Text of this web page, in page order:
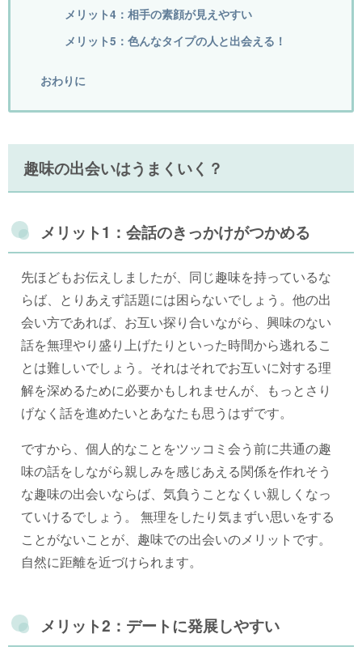
メリット4：相手の素顔が見えやすい
メリット5：色んなタイプの人と出会える！
おわりに
趣味の出会いはうまくいく？
メリット1：会話のきっかけがつかめる
先ほどもお伝えしましたが、同じ趣味を持っているな
らば、とりあえず話題には困らないでしょう。他の出
会い方であれば、お互い探り合いながら、興味のない
話を無理やり盛り上げたりといった時間から逃れるこ
とは難しいでしょう。それはそれでお互いに対する理
解を深めるために必要かもしれませんが、もっとさり
げなく話を進めたいとあなたも思うはずです。
ですから、個人的なことをツッコミ会う前に共通の趣
味の話をしながら親しみを感じあえる関係を作れそう
な趣味の出会いならば、気負うことなくい親しくなっ
ていけるでしょう。 無理をしたり気まずい思いをする
ことがないことが、趣味での出会いのメリットです。
自然に距離を近づけられます。
メリット2：デートに発展しやすい